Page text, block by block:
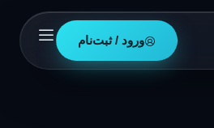
ورود / ثبت‌نام